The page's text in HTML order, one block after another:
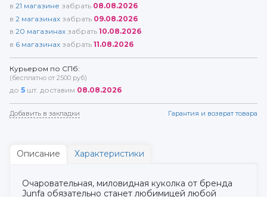
в 21 магазине забрать 08.08.2026
в 2 магазинах забрать 09.08.2026
в 20 магазинах забрать 10.08.2026
в 6 магазинах забрать 11.08.2026
Курьером по СПб:
(бесплатно от 2500 руб)
до 5 шт. доставим 08.08.2026
Добавить в закладки Гарантия и возврат товара
Описание Характеристики
Очаровательная, миловидная куколка от бренда
Junfa обязательно станет любимицей любой